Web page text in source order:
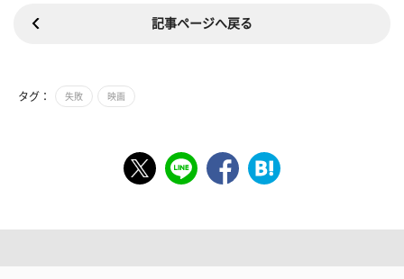
記事ページへ戻る
タグ： 失敗 映画